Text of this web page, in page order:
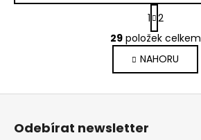
O
v
l
á
d
S
t
r
á
n
k
1 2
29položek celkem
NAHORU
Z
Odebírat newsletter